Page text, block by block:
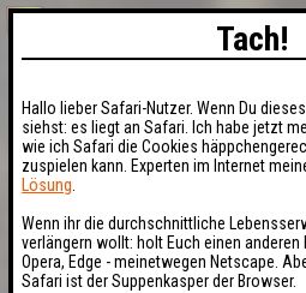
Tach!
Hallo lieber Safari-Nutzer. Wenn Du
siehst: es liegt an Safari. Ich habe jetzt
wie ich Safari die Cookies
zuspielen kann. Experten im Internet
Lösung
Wenn ihr die durchschnittliche
verlängern wollt: holt Euch einen anderen
Opera, Edge - meinetwegen Netscape.
Safari ist der Suppenkasper der Browser.